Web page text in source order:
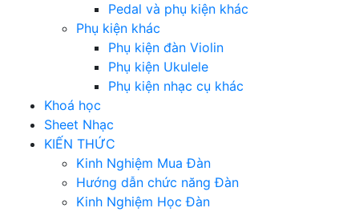
Pedal và phụ kiện khác
Phụ kiện khác
Phụ kiện đàn Violin
Phụ kiện Ukulele
Phụ kiện nhạc cụ khác
Khoá học
Sheet Nhạc
KIẾN THỨC
Kinh Nghiệm Mua Đàn
Hướng dẫn chức năng Đàn
Kinh Nghiệm Học Đàn